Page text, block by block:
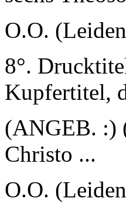
O.O.
8°.
Kupfertitel,
(ANGEB. :)
Christo ...
O.O.